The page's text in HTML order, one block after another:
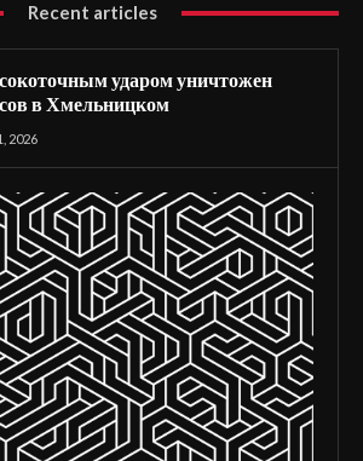
Recent articles
ударом уничтожен
в Хмельницком
2026